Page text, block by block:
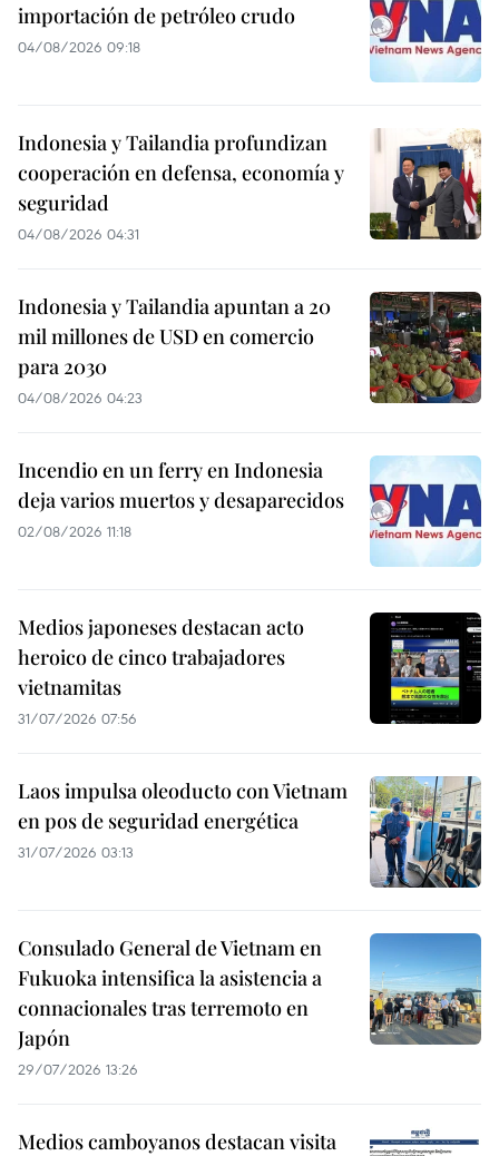
importación de petróleo crudo
04/08/2026 09:18
Indonesia y Tailandia profundizan
cooperación en defensa, economía y
seguridad
04/08/2026 04:31
Indonesia y Tailandia apuntan a 20
mil millones de USD en comercio
para 2030
04/08/2026 04:23
Incendio en un ferry en Indonesia
deja varios muertos y desaparecidos
02/08/2026 11:18
Medios japoneses destacan acto
heroico de cinco trabajadores
vietnamitas
31/07/2026 07:56
Laos impulsa oleoducto con Vietnam
en pos de seguridad energética
31/07/2026 03:13
Consulado General de Vietnam en
Fukuoka intensifica la asistencia a
connacionales tras terremoto en
Japón
29/07/2026 13:26
Medios camboyanos destacan visita